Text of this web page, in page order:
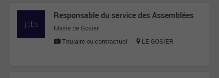
Responsable du service des Assemblées
Mairie de Gosier
Titulaire ou contractuel
LE GOSIER